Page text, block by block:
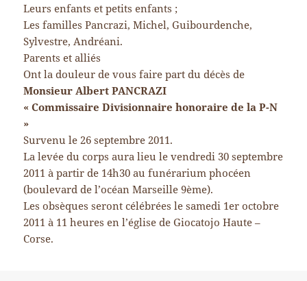
Leurs enfants et petits enfants ;
Les familles Pancrazi, Michel, Guibourdenche,
Sylvestre, Andréani.
Parents et alliés
Ont la douleur de vous faire part du décès de
Monsieur Albert PANCRAZI
« Commissaire Divisionnaire honoraire de la P-N
»
Survenu le 26 septembre 2011.
La levée du corps aura lieu le vendredi 30 septembre
2011 à partir de 14h30 au funérarium phocéen
(boulevard de l’océan Marseille 9ème).
Les obsèques seront célébrées le samedi 1er octobre
2011 à 11 heures en l’église de Giocatojo Haute –
Corse.